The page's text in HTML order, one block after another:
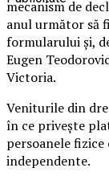
mecanism de
anul următor să
formularului şi,
Eugen
Victoria.
Veniturile din
în ce priveşte
persoanele
independente.